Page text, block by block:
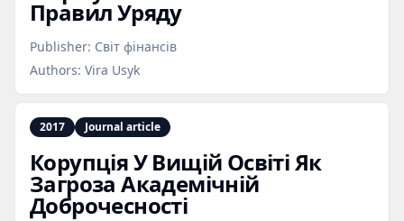
Правил Уряду
Publisher: Світ фінансів
Authors: Vira Usyk
2017 Journal article
Корупція У Вищій Освіті Як
Загроза Академічній
Доброчесності